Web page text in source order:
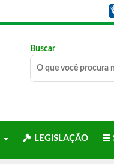
Buscar
LEGISLAÇÃO